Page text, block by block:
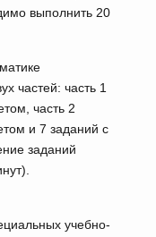
выполнить 20
частей: часть 1
часть 2
и 7 заданий с
заданий
учебно-